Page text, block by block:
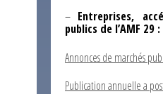
– Entreprises,
publics de l’AMF 29 :
Annonces de marchés
Publication annuelle a